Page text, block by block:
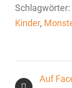
Schlagwörter:
Kinder,
Auf